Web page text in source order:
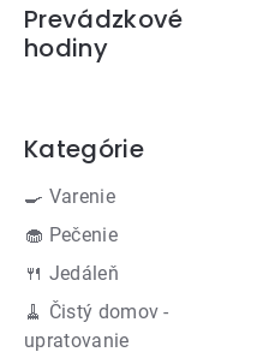
Prevádzkové
hodiny
Kategórie
🍳 Varenie
🧁 Pečenie
🍴 Jedáleň
🧹 Čistý domov -
upratovanie